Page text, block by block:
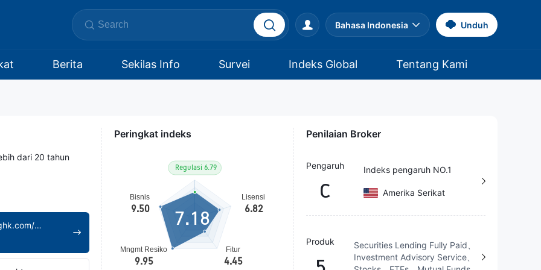
Bahasa Indonesia Unduh
Berita Sekilas Info Survei Indeks Global Tentang Kami
dari 20 tahun
http://www.taishinghk.com/en/
Peringkat indeks
7.18
Penilaian Broker
Pengaruh
C
Indeks pengaruh NO.1
Amerika Serikat
Produk
Securities Lending Fully Paid、
Investment Advisory Service、